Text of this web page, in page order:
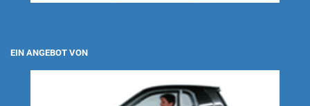
EIN ANGEBOT VON